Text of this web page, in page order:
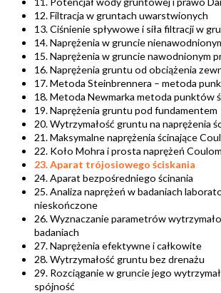
12. Filtracja w gruntach uwarstwionych
13. Ciśnienie spływowe i siła filtracji w
14. Naprężenia w gruncie
15. Naprężenia w gruncie nawodnionym
16. Naprężenia gruntu od obciążenia
17. Metoda Steinbrennera – metoda
18. Metoda Newmarka metoda punktów
19. Naprężenia gruntu pod fundamentem
20. Wytrzymałość gruntu na naprężenia
21. Maksymalne naprężenia ścinające
22. Koło Mohra i prosta naprężeń
23. Aparat trójosiowego ściskania
24. Aparat bezpośredniego ścinania
25. Analiza naprężeń w badaniach
nieskończone
26. Wyznaczanie parametrów
badaniach
27. Naprężenia efektywne i całkowite
28. Wytrzymałość gruntu bez drenażu
29. Rozciąganie w gruncie jego
spójność